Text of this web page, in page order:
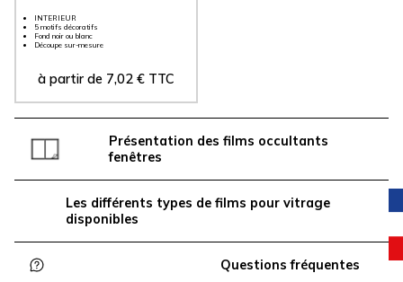
INTERIEUR
5 motifs décoratifs
Fond noir ou blanc
Découpe sur-mesure
à partir de 7,02€ TTC
Présentation des films occultants
fenêtres
Les différents types de films pour vitrage
disponibles
Questions fréquentes